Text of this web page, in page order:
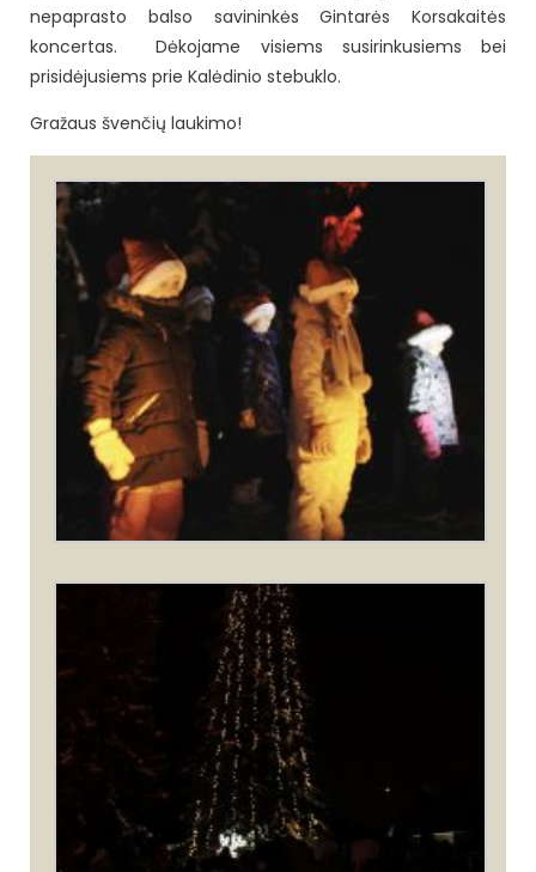
nepaprasto balso savininkės Gintarės Korsakaitės
koncertas. Dėkojame visiems susirinkusiems bei
prisidėjusiems prie Kalėdinio stebuklo.
Gražaus švenčių laukimo!